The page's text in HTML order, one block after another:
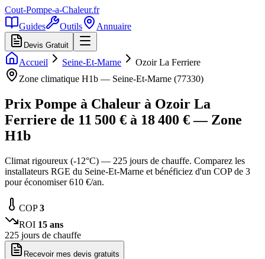
Cout-Pompe-a-Chaleur.fr
Guides
Outils Annuaire
Devis Gratuit
Accueil Seine-Et-Marne
Ozoir La Ferriere
Zone climatique H1b — Seine-Et-Marne (77330)
Prix Pompe à Chaleur à Ozoir La
Ferriere de 11 500 € à 18 400 € — Zone
H1b
Climat rigoureux (-12°C) — 225 jours de chauffe. Comparez les
installateurs RGE du Seine-Et-Marne et bénéficiez d'un COP de 3
pour économiser 610 €/an.
COP3
ROI 15 ans
225 jours de chauffe
Recevoir mes devis gratuits